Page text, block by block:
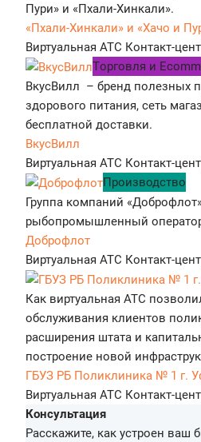
Пури» и «Пхали-Хинкали».
«Пхали-Хинкали» и «Хачо и
Виртуальная АТС Контакт-
Tорговля и
ВкусВилл – бренд полезных
здорового питания, сеть
бесплатной доставки.
ВкусВилл
Виртуальная АТС Контакт-
Производство
Группа компаний
рыбопромышленный
Доброфлот
Виртуальная АТС Контакт-
Как виртуальная АТС
обслуживания клиентов
расширения штата и
построение новой
ГБУЗ РБ Поликлиника № 1 г.
Виртуальная АТС Контакт-
Консультация
Расскажите, как устроен ваш